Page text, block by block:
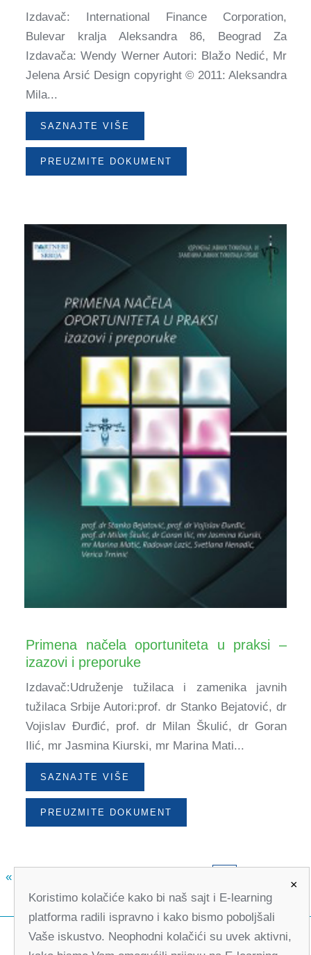
Izdavač: International Finance Corporation,
Bulevаr krаljа Aleksаndrа 86, Beogrаd Za
Izdavača: Wendy Werner Autori: Blаžo Nedić, Mr
Jelenа Arsić Design copyright © 2011: Aleksаndrа
Milа...
SAZNAJTE VIŠE
PREUZMITE DOKUMENT
Primena načela oportuniteta u praksi –
izazovi i preporuke
Izdavač:Udruženje tužilaca i zamenika javnih
tužilaca Srbije Autori:prof. dr Stanko Bejatović, dr
Vojislav Đurđić, prof. dr Milan Škulić, dr Goran
Ilić, mr Jasmina Kiurski, mr Marina Mati...
SAZNAJTE VIŠE
PREUZMITE DOKUMENT
«
×
Koristimo kolačiće kako bi naš sajt i E-learning
platforma radili ispravno i kako bismo poboljšali
Vaše iskustvo. Neophodni kolačići su uvek aktivni,